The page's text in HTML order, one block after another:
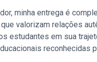
minha entrega é
valorizam relações
estudantes em sua
reconhecidas